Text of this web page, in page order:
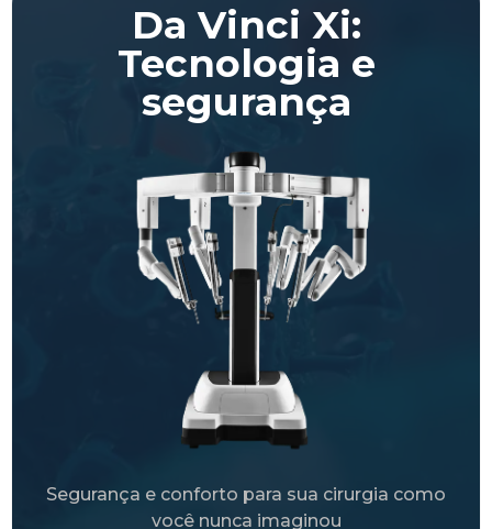
Da Vinci Xi:
Tecnologia e
segurança
Segurança e conforto para sua cirurgia como
você nunca imaginou